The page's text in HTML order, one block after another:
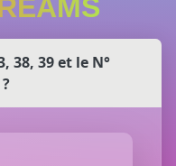
38, 39 et le N°